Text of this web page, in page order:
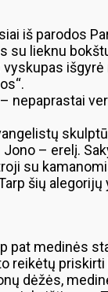
iš parodos
lieknu
nepaprastai
– erelį.
su
šių
medinės
reikėtų priskirti
dėžės,